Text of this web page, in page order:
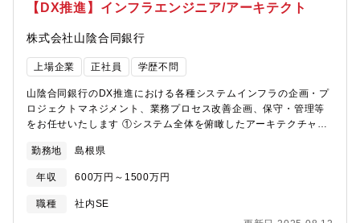
【DX推進】インフラエンジニア/アーキテクト
株式会社山陰合同銀行
上場企業 正社員 学歴不問
山陰合同銀行のDX推進における各種システムインフラの企画・プ
ロジェクトマネジメント、業務プロセス改善企画、保守・管理等
をお任せいたします ①システム全体を俯瞰したアーキテクチャ設
マネジメント～ベンダー管理、全体調整 ④検収テスト、検証業務
⑤システム運営業務の改善企画 ⑥基盤に係る保守、管理業務全般
【担当部署】IT統括部※配置換：あり
勤務地 島根県
年収 600万円～1500万円
職種
社内SE